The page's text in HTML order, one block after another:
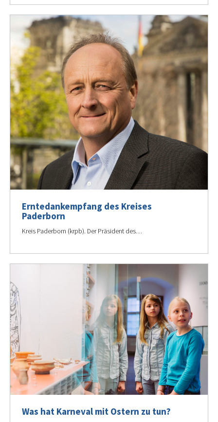
Erntedankempfang des Kreises
Paderborn
Kreis Paderborn (krpb). Der Präsident des…
Was hat Karneval mit Ostern zu tun?